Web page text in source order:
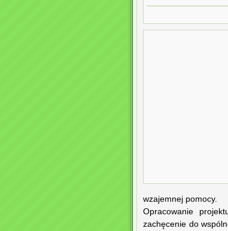
wzajemnej pomocy.
Opracowanie
zachęcenie do